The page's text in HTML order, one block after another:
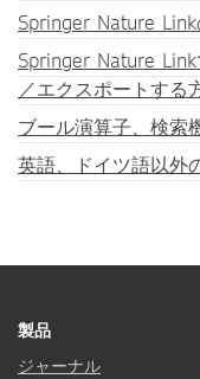
Springer Nature
Springer Nature
／エクスポートする
ブール演算子、検索
英語、ドイツ語以外
製品
ジャーナル